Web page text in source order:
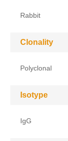
Rabbit
Clonality
Polyclonal
Isotype
IgG